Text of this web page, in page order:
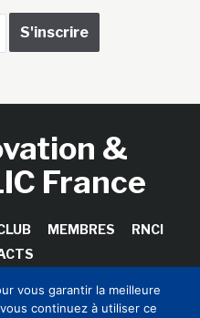
&
France
MEMBRES
RNCI
vous garantir la meilleure
continuez à utiliser ce